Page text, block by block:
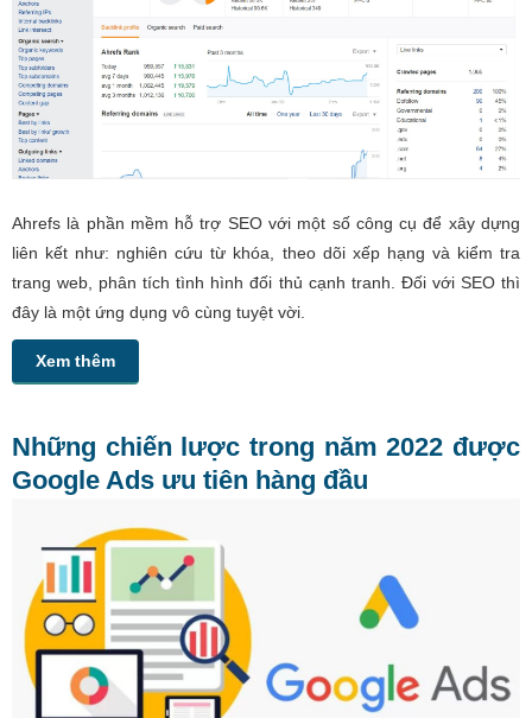
Ahrefs là phần mềm hỗ trợ SEO với một số công cụ để xây dựng
liên kết như: nghiên cứu từ khóa, theo dõi xếp hạng và kiểm tra
trang web, phân tích tình hình đối thủ cạnh tranh. Đối với SEO thì
đây là một ứng dụng vô cùng tuyệt vời.
Xem thêm
Những chiến lược trong năm 2022 được
Google Ads ưu tiên hàng đầu